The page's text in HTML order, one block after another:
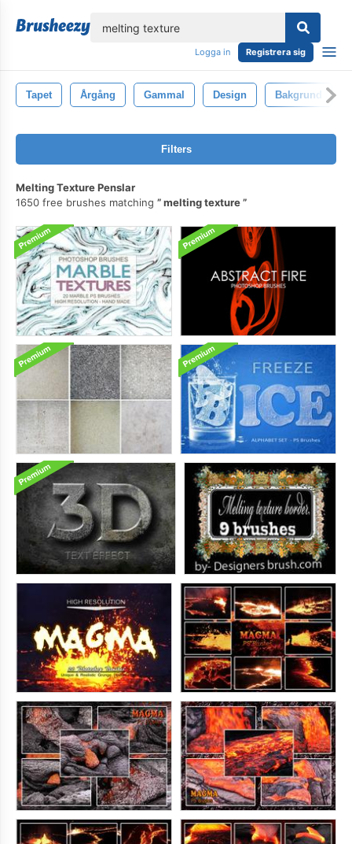
Logga in Registrera sig
Tapet Årgång Gammal Design Bakgrund
Filters
Melting Texture Penslar
1650 free brushes matching
melting texture